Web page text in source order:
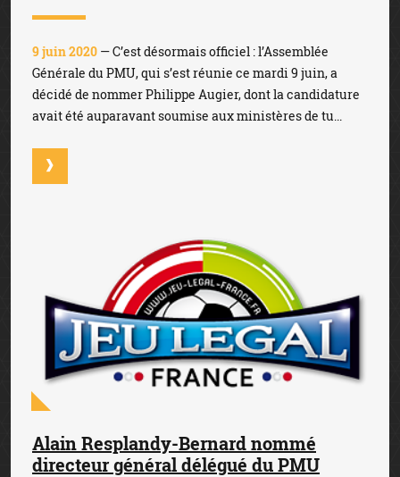
9 juin 2020 — C’est désormais officiel : l’Assemblée
Générale du PMU, qui s’est réunie ce mardi 9 juin, a
décidé de nommer Philippe Augier, dont la candidature
avait été auparavant soumise aux ministères de tu...
Alain Resplandy-Bernard nommé
directeur général délégué du PMU